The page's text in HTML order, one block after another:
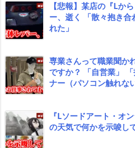
【悲報】某店の『Lか
ー、逝く 「散々抱き
れた」
専業さんって職業聞か
ですか？ 「自営業」
ナー（パソコン触れな
『Lソードアート・オ
の天気で何かを示唆し